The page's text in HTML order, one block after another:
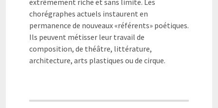
extrêmement riche et sans limite. Les
chorégraphes actuels instaurent en
permanence de nouveaux «référents» poétiques.
Ils peuvent métisser leur travail de
composition, de théâtre, littérature,
architecture, arts plastiques ou de cirque.